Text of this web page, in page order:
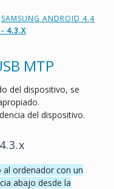
SAMSUNG ANDROID 4.4
- 4.3.X
MTP
del dispositivo, se
del dispositivo.
al ordenador con un
abajo desde la